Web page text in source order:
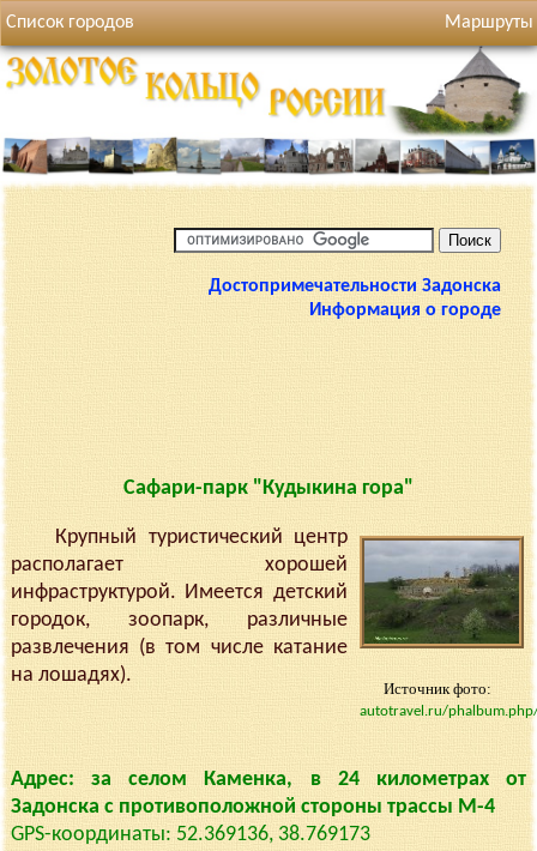
Список городов Маршруты
Достопримечательности Задонска
Информация о городе
Сафари-парк "Кудыкина гора"
Источник фото:
autotravel.ru/
Крупный туристический центр
располагает хорошей
инфраструктурой. Имеется детский
городок, зоопарк, различные
развлечения (в том числе катание
на лошадях).
Адрес: за селом Каменка, в 24 километрах от
Задонска с противоположной стороны трассы М-4
GPS-координаты: 52.369136, 38.769173